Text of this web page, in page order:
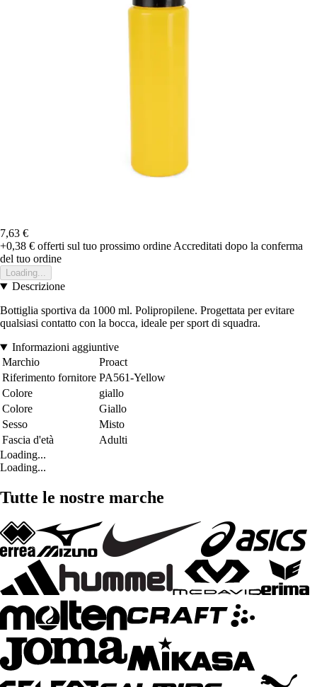
7,63 €
+0,38 € offerti sul tuo prossimo ordine Accreditati dopo la conferma
del tuo ordine
Loading...
Descrizione
Bottiglia sportiva da 1000 ml. Polipropilene. Progettata per evitare
qualsiasi contatto con la bocca, ideale per sport di squadra.
Informazioni aggiuntive
Marchio
Proact
Riferimento fornitore PA561-Yellow
Colore
giallo
Colore
Giallo
Sesso
Misto
Fascia d'età
Adulti
Loading...
Loading...
Tutte le nostre marche